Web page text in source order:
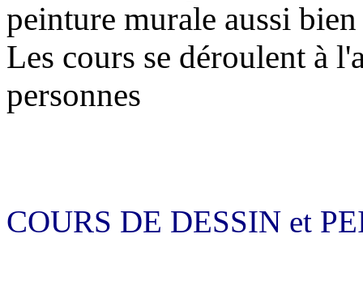
peinture murale aussi
Les cours se déroulent à
personnes
COURS DE DESSIN et